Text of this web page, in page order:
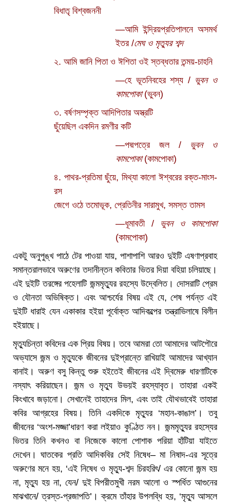
বিধাতৃ বিশ্বজননী
—আমি ইন্দ্রিয়প্রতিপালনে অসমর্থ
ইতর /মেঘ ও মৃত্যুর শব্দ
২. আমি জানি পিতা ও ঈশিতা ওই স্তব্ধতার তন্ময়-চাহনি
—হে ভূতনিবহের শস্য / ভুবন ও
কামপোকা(ভুবন)
৩. বর্ষণসম্পৃক্ত আদিপিতার অস্ত্রটি
ছুঁয়েছিল একদিন রমণীর কটি
—পদ্মপত্রে জল / ভুবন ও
কামপোকা(কামপোকা)
৪. পাথর-প্রতিমা ছুঁয়ে, মিথ্যা কালো ঈশ্বরের রক্ত-মাংস-
রস
জেগে ওঠে তমোভূক, প্রেতিনীর সারামুখ, সমস্ত তামস
—ধূমাবতী / ভুবন ও কামপোকা
(কামপোকা)
একটু অনুপুঙ্খ পাঠে টের পাওয়া যায়, পাশাপাশি আরও দুইটি এষণাপ্রবাহ
সমান্তরালভাবে অরুণের তদানীন্তন কবিতার ভিতর দিয়া বহিয়া চলিয়াছে।
এই দুইটি তরঙ্গের পহেলাটি জন্মমৃত্যুর রহস্যে উদ্বেলিত। দোসরাটি প্রেম
ও যৌনতা অভিষিক্ত। এবং আশ্চর্যের বিষয় এই যে, শেষ পর্যন্ত এই
দুইটি ধারাই যেন একাকার হইয়া পূর্বোক্ত আদিকল্পের তন্ত্রাভিলাষে বিলীন
হইয়াছে।
মৃত্যুচিন্তা কবিদের এক প্রিয় বিষয়। তবে আমরা তো আমাদের আটপৌরে
অভ্যাসে জন্ম ও মৃত্যুকে জীবনের দুইপ্রান্তে রাখিয়াই আমাদের আখ্যান
বানাই। অরুণ বসু কিন্তু শুরু হইতেই জীবনের এই দ্বিমেরু ধারণাটিকে
নস্যাৎ করিয়াছেন। জন্ম ও মৃত্যু উভয়ই রহস্যাবৃত। তাহারা একই
কিংখাবে জড়ানো। সেখানেই তাহাদের মিল, এবং তাই যৌথভাবেই তাহারা
কবির আগ্রহের বিষয়। তিনি একদিকে মৃত্যুর ‘মহান-কাঙাল’। তবু
জীবনের ‘অংশ-মজ্জা’ধারণ করা লইয়াও কুণ্ঠিত নন। জন্মমৃত্যুর রহস্যের
ভিতর তিনি কখনও বা নিজেকে কালো পোশাক পরিয়া হাঁটিয়া যাইতে
দেখেন। ঘাতকের প্রতি আদিকবির সেই নিষেধ– মা নিষাদ-এর সূত্রে
অরুণের মনে হয়, ‘এই নিষেধ ও মৃত্যু-শব্দ চিরহরিৎ/ এর কোনো জন্ম হয়
না, মৃত্যু হয় না, যেন/ দুই বিপরীতমুখী নরম আলো ও স্পর্ধিত আগুনের
মাঝখানে/ ত্রস্ত-প্রজাপতি’। ক্রমে তাঁহার উপলব্ধি হয়, ‘মৃত্যু আসলে